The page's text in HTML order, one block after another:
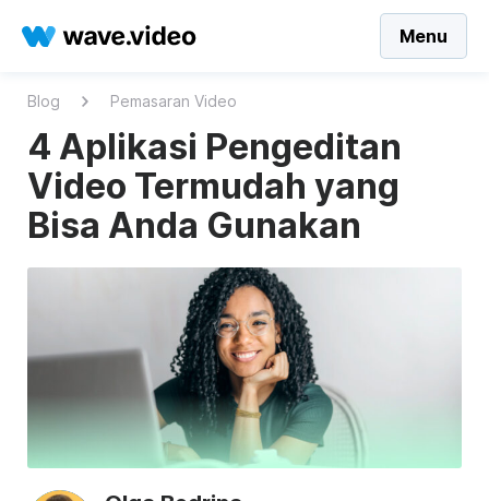
Menu
Blog Pemasaran Video
4 Aplikasi Pengeditan
Video Termudah yang
Bisa Anda Gunakan